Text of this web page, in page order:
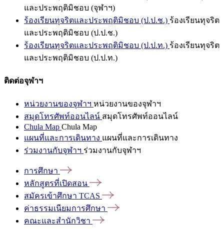
และประพฤติมิชอบ (จุฬาฯ)
ร้องเรียนทุจริตและประพฤติมิชอบ (ป.ป.ช.) ร้องเรียนทุจริต
และประพฤติมิชอบ (ป.ป.ช.)
ร้องเรียนทุจริตและประพฤติมิชอบ (ป.ป.ท.) ร้องเรียนทุจริต
และประพฤติมิชอบ (ป.ป.ท.)
ติดต่อจุฬาฯ
หน่วยงานของจุฬาฯ หน่วยงานของจุฬาฯ
สมุดโทรศัพท์ออนไลน์ สมุดโทรศัพท์ออนไลน์
Chula Map Chula Map
แผนที่และการเดินทาง แผนที่และการเดินทาง
ร่วมงานกับจุฬาฯ ร่วมงานกับจุฬาฯ
การศึกษา
หลักสูตรที่เปิดสอน
สมัครเข้าศึกษา TCAS
ค่าธรรมเนียมการศึกษา
คณะและสำนักวิชา